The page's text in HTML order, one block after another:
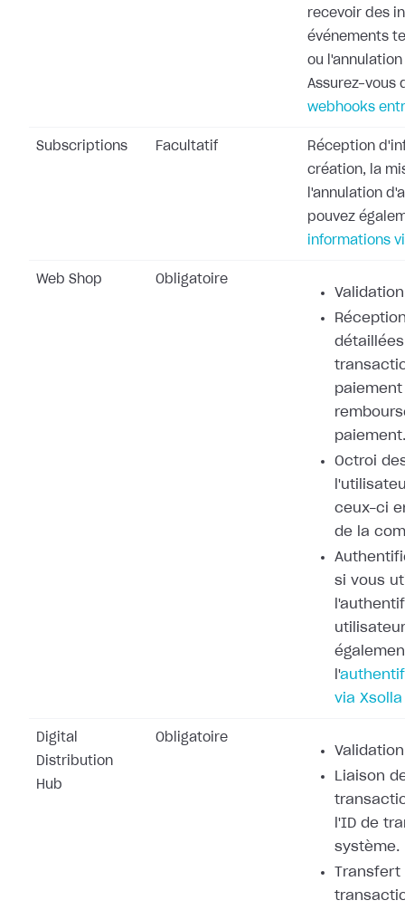
recevoir des
événements
ou
Assurez-vous
webhooks
Subscriptions Facultatif
Réception
création, la
l'annulation
pouvez
informations
Web Shop Obligatoire
paiement.
Octroi
ceux-ci
de la
si vous
l'
via Xsolla
Digital
Distribution
Hub
Obligatoire
Liaison
l'ID de
système.